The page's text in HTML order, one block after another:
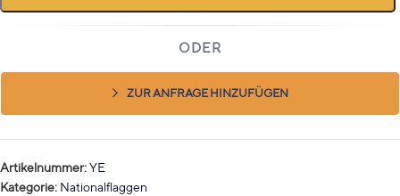
ZUR ANFRAGE HINZUFÜGEN
Artikelnummer:YE
Kategorie: Nationalflaggen